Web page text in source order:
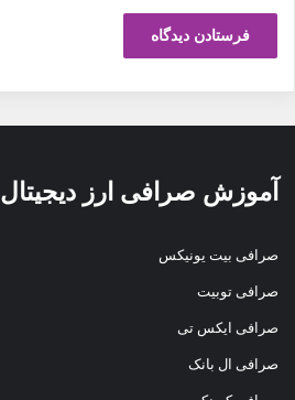
آموزش صرافی ارز دیجیتال
صرافی بیت یونیکس
صرافی توبیت
صرافی ایکس تی
صرافی ال بانک